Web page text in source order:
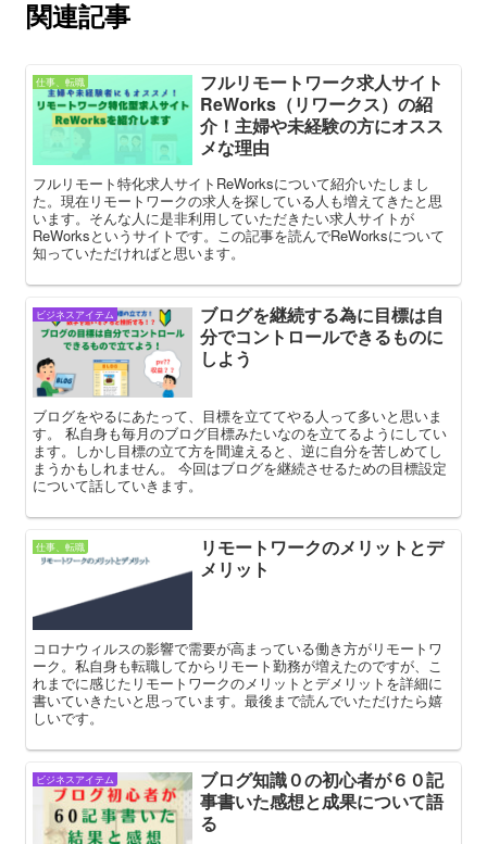
関連記事
仕事、転職
フルリモートワーク求人サイト
ReWorks（リワークス）の紹
介！主婦や未経験の方にオスス
メな理由
フルリモート特化求人サイトReWorksについて紹介いたしまし
た。現在リモートワークの求人を探している人も増えてきたと思
います。そんな人に是非利用していただきたい求人サイトが
ReWorksというサイトです。この記事を読んでReWorksについて
知っていただければと思います。
ビジネスアイテム
ブログを継続する為に目標は自
分でコントロールできるものに
しよう
ブログをやるにあたって、目標を立ててやる人って多いと思いま
す。 私自身も毎月のブログ目標みたいなのを立てるようにしてい
ます。しかし目標の立て方を間違えると、逆に自分を苦しめてし
まうかもしれません。 今回はブログを継続させるための目標設定
について話していきます。
仕事、転職
リモートワークのメリットとデ
メリット
コロナウィルスの影響で需要が高まっている働き方がリモートワ
ーク。私自身も転職してからリモート勤務が増えたのですが、こ
れまでに感じたリモートワークのメリットとデメリットを詳細に
書いていきたいと思っています。最後まで読んでいただけたら嬉
しいです。
ビジネスアイテム
ブログ知識０の初心者が６０記
事書いた感想と成果について語
る